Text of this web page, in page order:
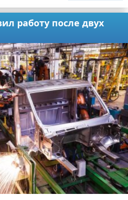
работу после двух